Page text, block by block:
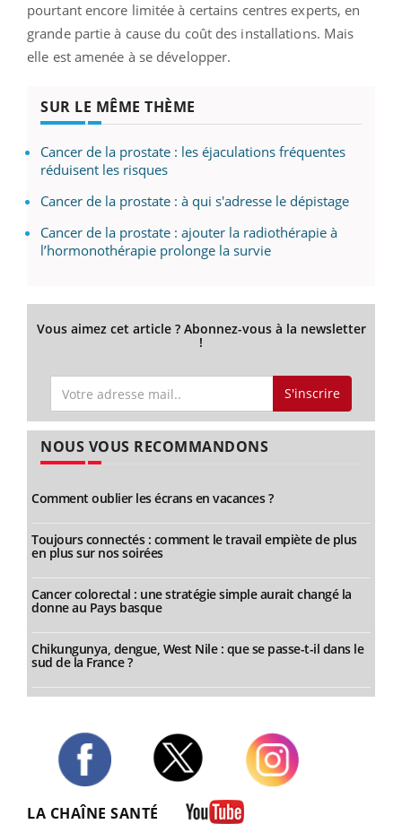
pourtant encore limitée à certains centres experts, en
grande partie à cause du coût des installations. Mais
elle est amenée à se développer.
SUR LE MÊME THÈME
Cancer de la prostate : les éjaculations fréquentes
réduisent les risques
Cancer de la prostate : à qui s'adresse le dépistage
Cancer de la prostate : ajouter la radiothérapie à
l’hormonothérapie prolonge la survie
Vous aimez cet article ? Abonnez-vous à la newsletter
!
S'inscrire
NOUS VOUS RECOMMANDONS
Comment oublier les écrans en vacances ?
Toujours connectés : comment le travail empiète de plus
en plus sur nos soirées
Cancer colorectal : une stratégie simple aurait changé la
donne au Pays basque
Chikungunya, dengue, West Nile : que se passe-t-il dans le
sud de la France ?
LA CHAÎNE SANTÉ